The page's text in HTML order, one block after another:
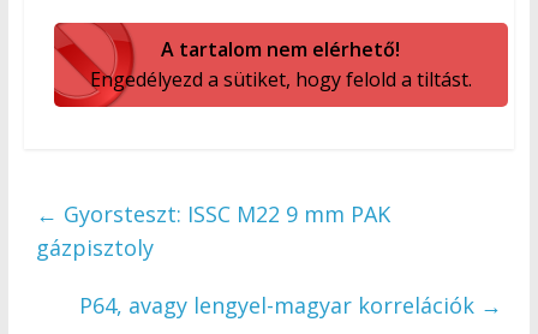
A tartalom nem elérhető!
Engedélyezd a sütiket, hogy felold a tiltást.
← Gyorsteszt: ISSC M22 9 mm PAK
gázpisztoly
P64, avagy lengyel-magyar korrelációk →